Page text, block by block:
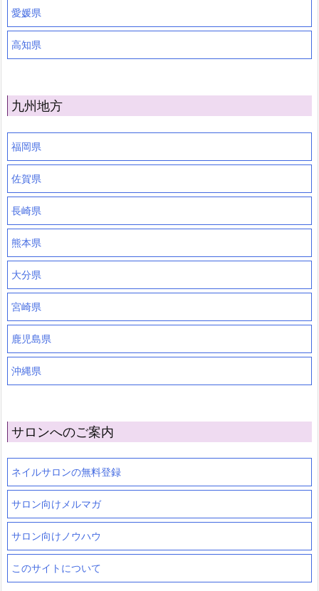
愛媛県
高知県
九州地方
福岡県
佐賀県
長崎県
熊本県
大分県
宮崎県
鹿児島県
沖縄県
サロンへのご案内
ネイルサロンの無料登録
サロン向けメルマガ
サロン向けノウハウ
このサイトについて